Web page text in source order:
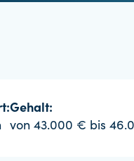
Gehalt:
von 43.000 € bis